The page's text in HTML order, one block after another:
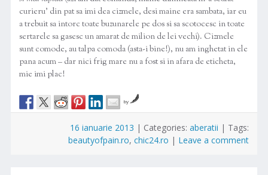
curieru’ din pat sa imi dea cizmele, desi maine era sambata, iar eu
a trebuit sa intorc toate buzunarele pe dos si sa scotocesc in toate
sertarele sa gasesc un amarat de milion de lei vechi). Cizmele
sunt comode, au talpa comoda (asta-i bine!), nu am inghetat in ele
pana acum – dar nici frig mare nu a fost si in afara de eticheta,
mie imi plac!
by
16 ianuarie 2013 | Categories:aberatii | Tags:
beautyofpain.ro,chic24.ro | Leave a comment